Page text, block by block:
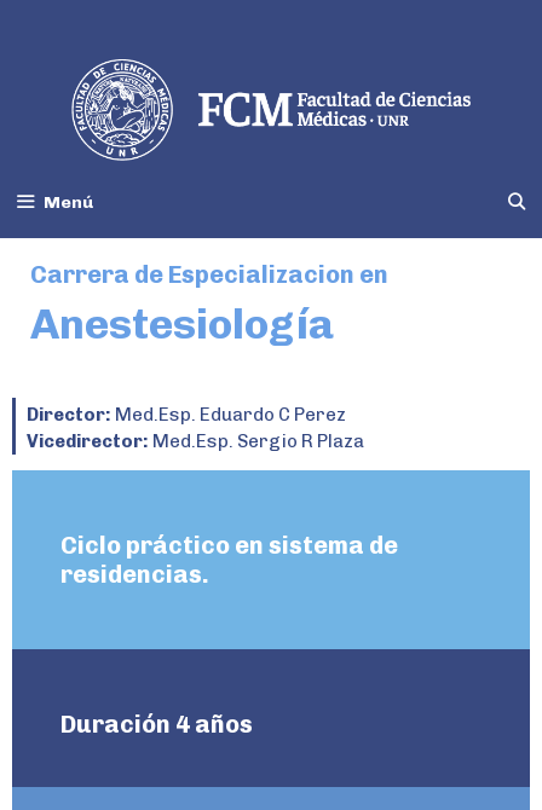
Menú
Carrera de Especializacion en
Anestesiología
Director: Med.Esp. Eduardo C Perez
Vicedirector: Med.Esp. Sergio R Plaza
Ciclo práctico en sistema de
residencias.
Duración 4 años